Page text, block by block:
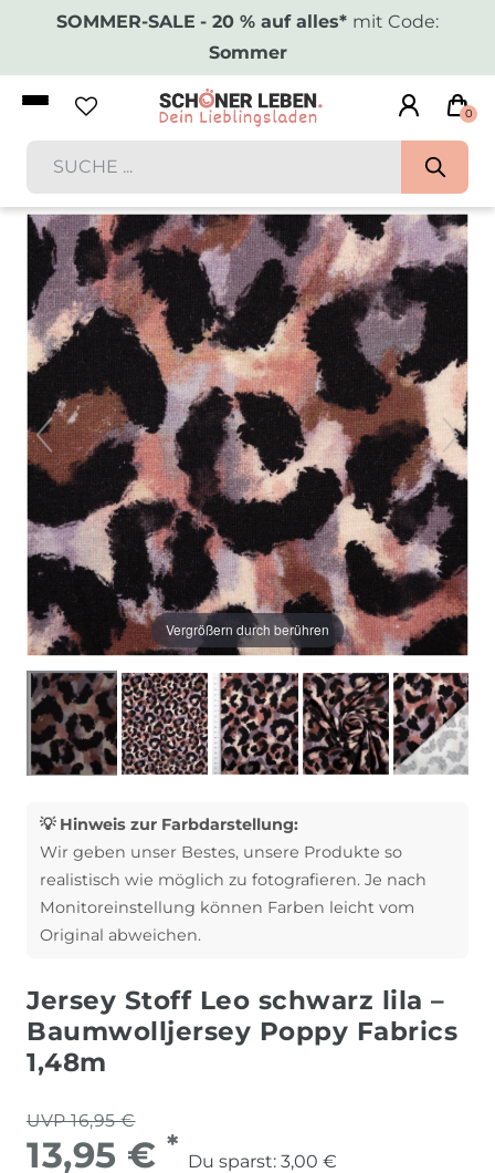
SOMMER-SALE - 20 % auf alles* mit Code:
Sommer
0
Vergrößern durch berühren
💡 Hinweis zur Farbdarstellung:
Wir geben unser Bestes, unsere Produkte so
realistisch wie möglich zu fotografieren. Je nach
Monitoreinstellung können Farben leicht vom
Original abweichen.
Jersey Stoff Leo schwarz lila –
Baumwolljersey Poppy Fabrics
1,48m
UVP 16,95 €
13,95 € *
Du sparst: 3,00 €